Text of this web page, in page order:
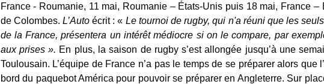
France - Roumanie, 11 mai, Roumanie – États-Unis puis 18 mai, France
de Colombes. L’Autoécrit : « Le tournoi de rugby, qui n'a réuni que les
de la France, présentera un intérêt médiocre si on le compare, par
aux prises ». En plus, la saison de rugby s’est allongée jusqu’à une
Toulousain. L’équipe de France n’a pas le temps de se préparer alors
bord du paquebot América pour pouvoir se préparer en Angleterre. Sur